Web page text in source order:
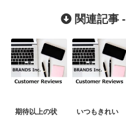
関連記事 -
期待以上の状
いつもきれい